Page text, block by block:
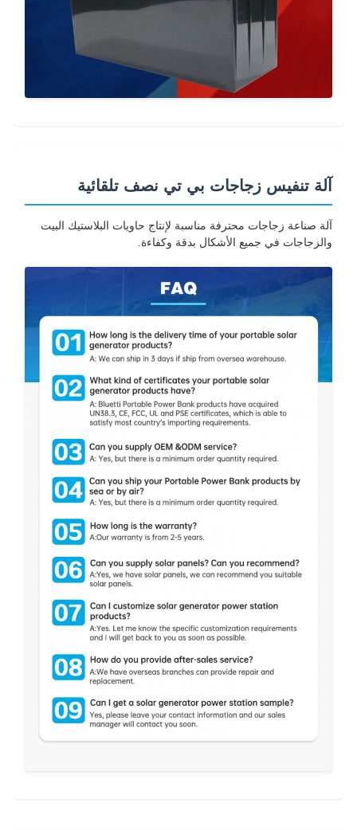
آلة تنفيس زجاجات بي تي نصف تلقائية
آلة صناعة زجاجات محترفة مناسبة لإنتاج حاويات البلاستيك البيت
والزجاجات في جميع الأشكال بدقة وكفاءة.